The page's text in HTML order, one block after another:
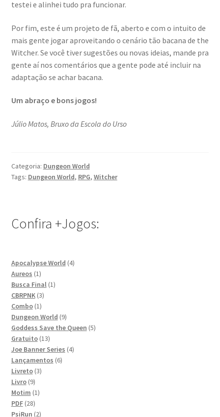
testei e alinhei tudo pra funcionar.
Por fim, este é um projeto de fã, aberto e com o intuito de
mais gente jogar aproveitando o cenário tão bacana de the
Witcher. Se você tiver sugestões ou novas ideias, mande pra
gente aí nos comentários que a gente pode até incluir na
adaptação se achar bacana.
Um abraço e bons jogos!
Júlio Matos, Bruxo da Escola do Urso
Categoria: Dungeon World
Tags: Dungeon World, RPG, Witcher
Confira +Jogos:
Apocalypse World 44
Aureos 11
produto
Busca Final 11
CBRPNK 33
Combo 11
produto
Dungeon World 99
produtos
Goddess Save the Queen 55
Gratuito 1313
produtos
Joe Banner Series 44
Lançamentos 66
Livreto 33
Livro 99
produtos
Motim 11
PDF 2828
produtos
PsiRun 22